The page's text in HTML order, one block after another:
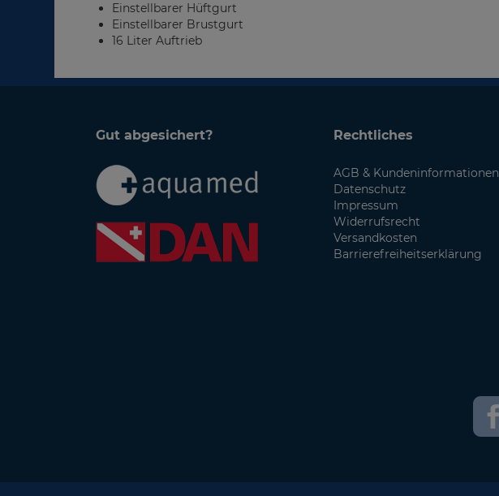
Einstellbarer Hüftgurt
Einstellbarer Brustgurt
16 Liter Auftrieb
Gut abgesichert? Rechtliches
AGB & Kundeninformationen
Datenschutz
Impressum
Widerrufsrecht
Versandkosten
Barrierefreiheitserklärung